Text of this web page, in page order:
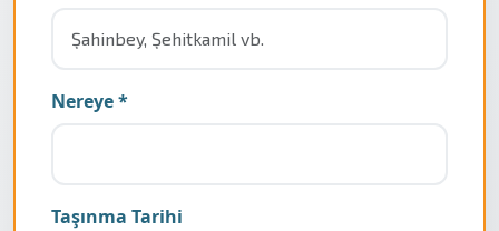
Nereye *
Taşınma Tarihi